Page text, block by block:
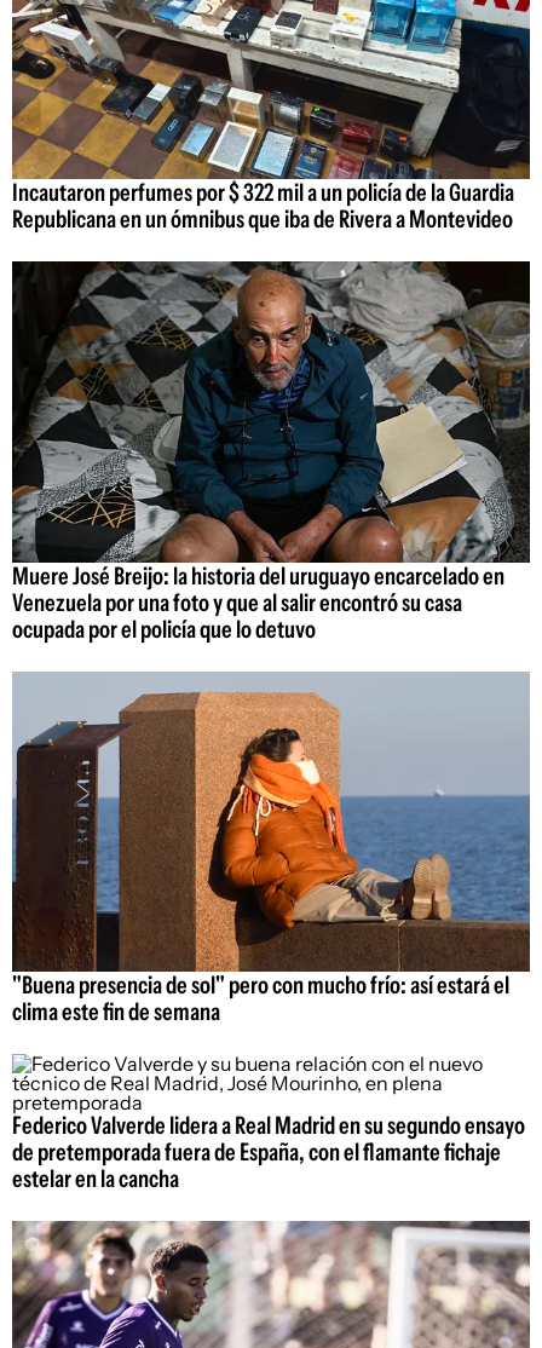
Incautaron perfumes por $ 322 mil a un policía de la Guardia
Republicana en un ómnibus que iba de Rivera a Montevideo
Muere José Breijo: la historia del uruguayo encarcelado en
Venezuela por una foto y que al salir encontró su casa
ocupada por el policía que lo detuvo
"Buena presencia de sol" pero con mucho frío: así estará el
clima este fin de semana
Federico Valverde lidera a Real Madrid en su segundo ensayo
de pretemporada fuera de España, con el flamante fichaje
estelar en la cancha